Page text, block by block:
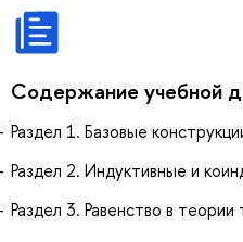
Содержание учебной
Раздел 1. Базовые
Раздел 2. Индуктивные и
Раздел 3. Равенство в теории